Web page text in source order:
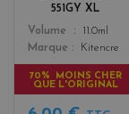
551GY XL
Color
Volume
11.0ml
Marque
Kitencre
70% MOINS CHER
QUE L'ORIGINAL